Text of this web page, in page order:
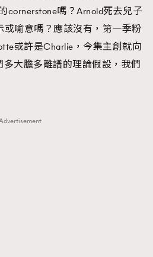
cornerstone嗎？Arnold死去兒子
或喻意嗎？應該沒有，第一季粉
或許是Charlie，今集主創就向
大膽多離譜的理論假設，我們